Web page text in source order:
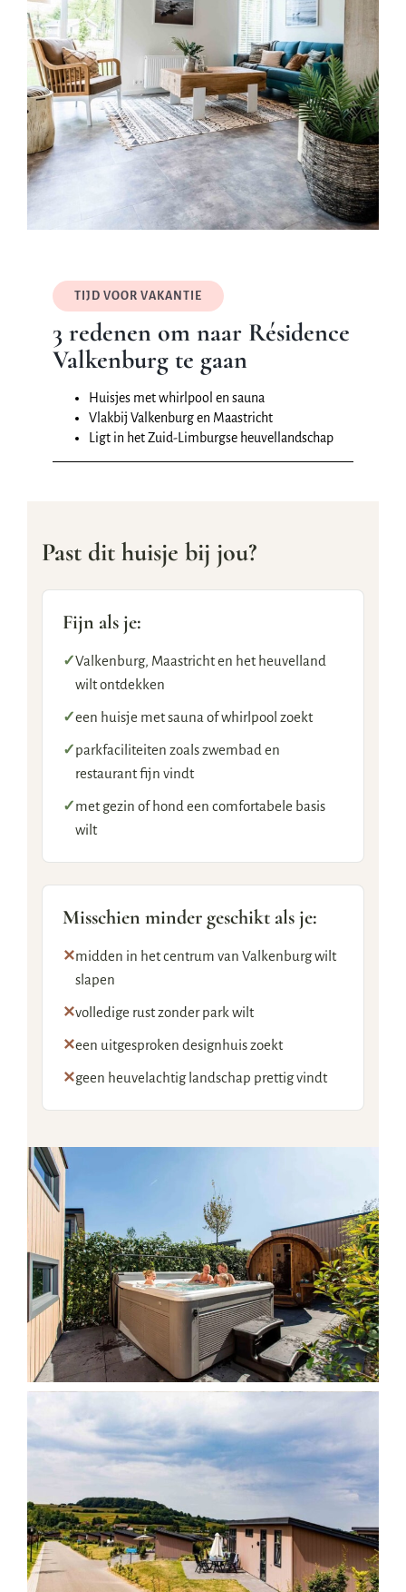
TIJD VOOR VAKANTIE
3 redenen om naar Résidence
Valkenburg te gaan
Huisjes met whirlpool en sauna
Vlakbij Valkenburg en Maastricht
Ligt in het Zuid-Limburgse heuvellandschap
Past dit huisje bij jou?
Fijn als je:
✓Valkenburg, Maastricht en het heuvelland
wilt ontdekken
✓een huisje met sauna of whirlpool zoekt
✓parkfaciliteiten zoals zwembad en
restaurant fijn vindt
✓met gezin of hond een comfortabele basis
wilt
Misschien minder geschikt als je:
✕midden in het centrum van Valkenburg wilt
slapen
✕volledige rust zonder park wilt
✕een uitgesproken designhuis zoekt
✕geen heuvelachtig landschap prettig vindt